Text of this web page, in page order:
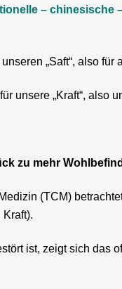
– chinesische
unseren „Saft“, also
unsere „Kraft“, also
zu mehr
(TCM)
ist, zeigt sich das